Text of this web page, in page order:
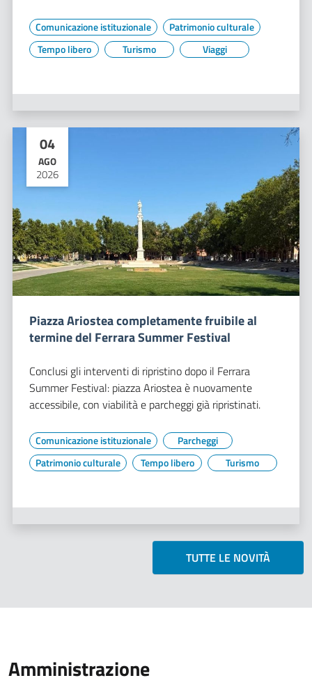
Comunicazione istituzionale
Patrimonio culturale
Tempo libero
Turismo Viaggi
04
AGO
2026
Piazza Ariostea completamente fruibile al
termine del Ferrara Summer Festival
Conclusi gli interventi di ripristino dopo il Ferrara
Summer Festival: piazza Ariostea è nuovamente
accessibile, con viabilità e parcheggi già ripristinati.
Comunicazione istituzionale
Parcheggi
Patrimonio culturale
Tempo libero Turismo
TUTTE LE NOVITÀ
Amministrazione